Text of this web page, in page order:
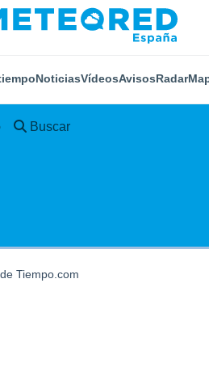
NoticiasVídeosAvisosRadar
Buscar
Tiempo.com